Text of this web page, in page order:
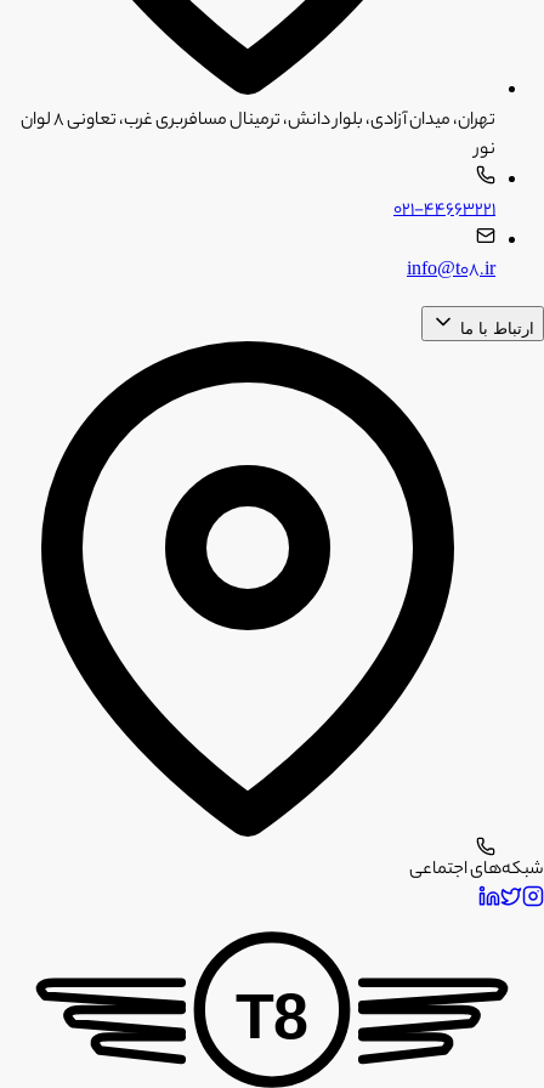
تهران، میدان آزادی، بلوار دانش، ترمینال مسافربری غرب، تعاونی ۸ لوان
نور
۰۲۱-۴۴۶۶۳۲۲۱
info@t08.ir
ارتباط با ما
شبکه‌های اجتماعی
T8